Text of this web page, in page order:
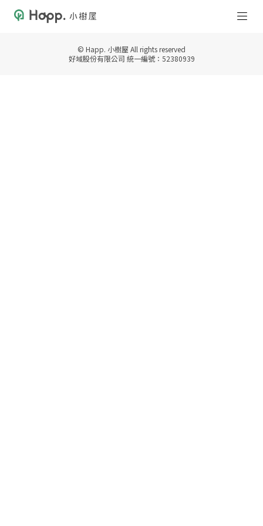
© Happ. 小樹屋 All rights reserved
好域股份有限公司 統一編號：52380939